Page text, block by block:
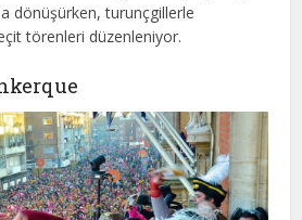
dönüşürken, turunçgillerle
törenleri düzenleniyor.